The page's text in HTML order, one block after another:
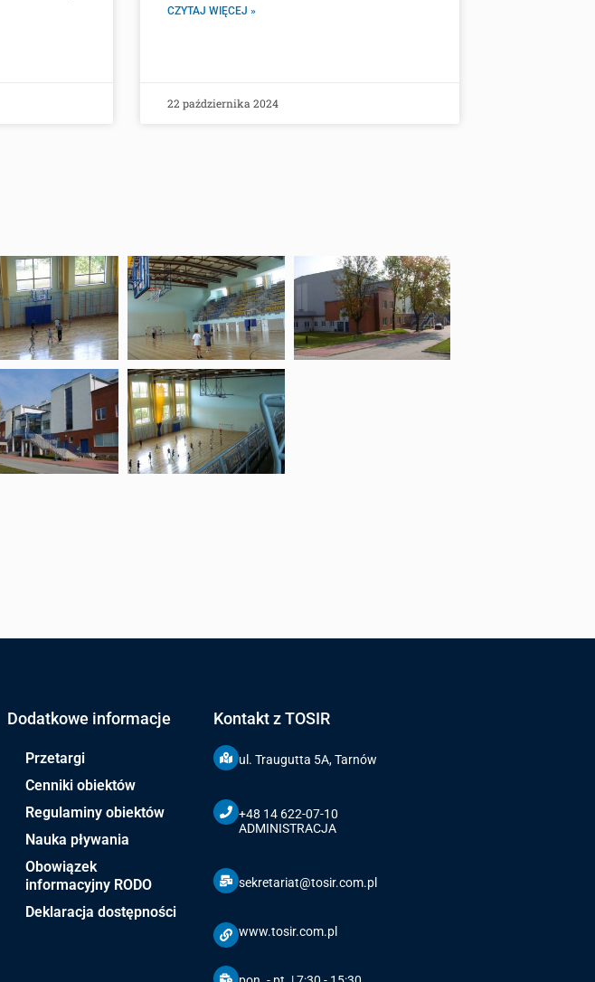
CZYTAJ WIĘCEJ »
22 października 2024
Dodatkowe informacje
Przetargi
Cenniki obiektów
Regulaminy obiektów
Nauka pływania
Obowiązek
informacyjny RODO
Deklaracja dostępności
Kontakt z TOSIR
ul. Traugutta 5A, Tarnów
+48 14 622-07-10
ADMINISTRACJA
sekretariat@tosir.com.pl
www.tosir.com.pl